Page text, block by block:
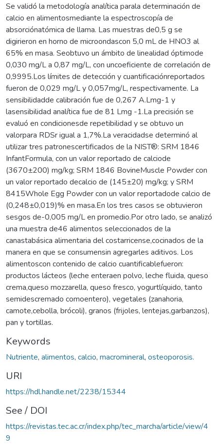
Se validó la metodología analítica parala determinación de
calcio en alimentosmediante la espectroscopía de
absorciónatómica de llama. Las muestras de0,5 g se
digirieron en horno de microondascon 5,0 mL de HNO3 al
65% en masa. Seobtuvo un ámbito de linealidad óptimode
0,030 mg/L a 0,87 mg/L, con uncoeficiente de correlación de
0,9995.Los límites de detección y cuantificaciónreportados
fueron de 0,029 mg/L y 0,057mg/L, respectivamente. La
sensibilidadde calibración fue de 0,267 A.Lmg-1 y
lasensibilidad analítica fue de 81 Lmg -1.La precisión se
evaluó en condicionesde repetibilidad y se obtuvo un
valorpara RDSr igual a 1,7%.La veracidadse determinó al
utilizar tres patronescertificados de la NIST®: SRM 1846
InfantFormula, con un valor reportado de calciode
(3670±200) mg/kg; SRM 1846 BovineMuscle Powder con
un valor reportado decalcio de (145±20) mg/kg; y SRM
8415Whole Egg Powder con un valor reportadode calcio de
(0,248±0,019)% en masa.En los tres casos se obtuvieron
sesgos de-0,005 mg/L en promedio.Por otro lado, se analizó
una muestra de46 alimentos seleccionados de la
canastabásica alimentaria del costarricense,cocinados de la
manera en que se consumensin agregarles aditivos. Los
alimentoscon contenido de calcio cuantificablefueron:
productos lácteos (leche enteraen polvo, leche fluida, queso
crema,queso mozzarella, queso fresco, yogurtlíquido, tanto
semidescremado comoentero), vegetales (zanahoria,
camote,cebolla, brócoli), granos (frijoles, lentejas,garbanzos),
pan y tortillas.
Keywords
Nutriente, alimentos, calcio, macromineral, osteoporosis.
URI
https://hdl.handle.net/2238/15344
See / DOI
https://revistas.tec.ac.cr/index.php/tec_marcha/article/view/4
9